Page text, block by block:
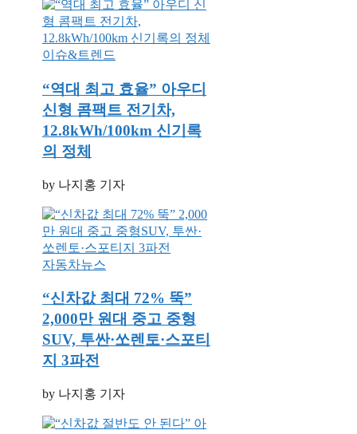
이슈&트렌드
“역대 최고 효율” 아우디
신형 콤팩트 전기차,
12.8kWh/100km 신기록
의 정체
by 나지홍 기자
자동차뉴스
“신차값 최대 72% 뚝”
2,000만 원대 중고 중형
SUV, 투싼·쏘렌토·스포티
지 3파전
by 나지홍 기자